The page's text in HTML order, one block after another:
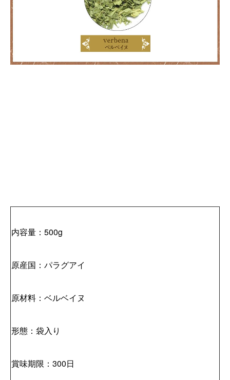
内容量：500g
原産国：パラグアイ
原材料：ベルベイヌ
形態：袋入り
賞味期限：300日